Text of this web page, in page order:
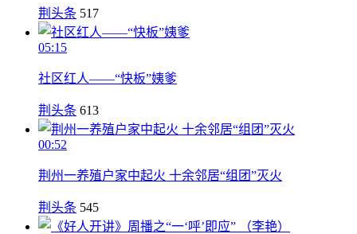
荆头条 517
05:15
社区红人——“快板”姨爹
荆头条 613
00:52
荆州一养殖户家中起火 十余邻居“组团”灭火
荆头条 545